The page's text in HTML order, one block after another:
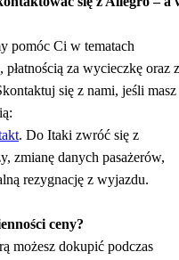
pomóc Ci w tematach
za wycieczkę oraz z
się z nami, jeśli masz
. Do Itaki zwróć się z
zmianę danych pasażerów,
rezygnację z wyjazdu.
ceny?
możesz dokupić podczas